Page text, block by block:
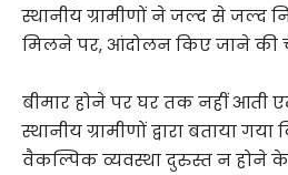
स्थानीय ग्रामीणों ने जल्द से जल्द
मिलने पर, आंदोलन किए जाने की
बीमार होने पर घर तक नहीं आती
स्थानीय ग्रामीणों द्वारा बताया
वैकल्पिक व्यवस्था दुरुस्त न होने